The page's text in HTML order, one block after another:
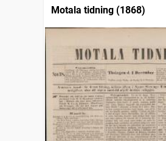
Motala tidning (1868)